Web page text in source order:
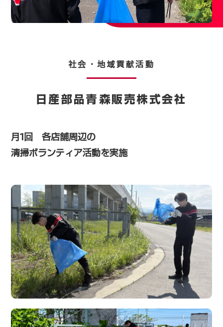
社会・地域貢献活動
日産部品青森販売株式会社
月1回 各店舗周辺の
清掃ボランティア活動を実施